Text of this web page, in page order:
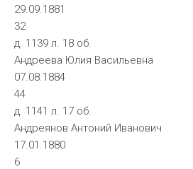
29.09.1881
32
д. 1139 л. 18 об.
Андреева Юлия Васильевна
07.08.1884
44
д. 1141 л. 17 об.
Андреянов Антоний Иванович
17.01.1880
6